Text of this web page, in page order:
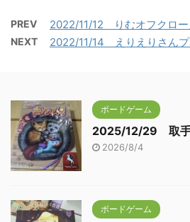
PREV 2022/11/12 りむオフクロー
NEXT 2022/11/14 えりえりさんプ
ボードゲーム
2025/12/29 取
2026/8/4
ボードゲーム